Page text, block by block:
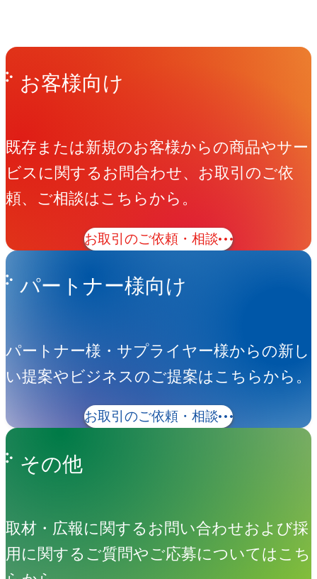
Get in Touchお問い合わせ
お客様向け
既存または新規のお客様からの商品やサー
ビスに関するお問合わせ、お取引のご依
頼、ご相談はこちらから。
お取引のご依頼・相談
パートナー様向け
パートナー様・サプライヤー様からの新し
い提案やビジネスのご提案はこちらから。
お取引のご依頼・相談
その他
取材・広報に関するお問い合わせおよび採
用に関するご質問やご応募についてはこち